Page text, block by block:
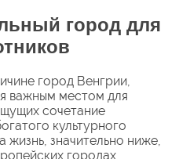
город для
город Венгрии,
важным местом для
сочетание
культурного
жизнь, значительно ниже,
городах,